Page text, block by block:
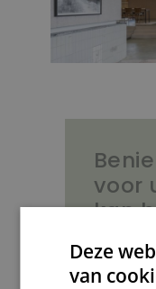
Creatieve
voor
kan
Neem
Deze
van